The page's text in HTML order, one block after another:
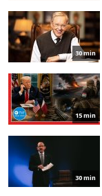
30 min
15 min
30 min